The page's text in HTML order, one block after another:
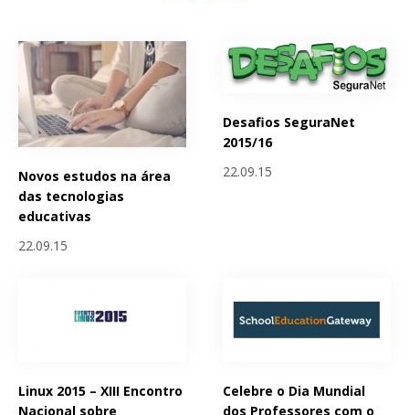
Novos estudos na área
das tecnologias
educativas
22.09.15
Desafios SeguraNet
2015/16
22.09.15
Linux 2015 – XIII Encontro
Nacional sobre
Celebre o Dia Mundial
dos Professores com o
Páginas